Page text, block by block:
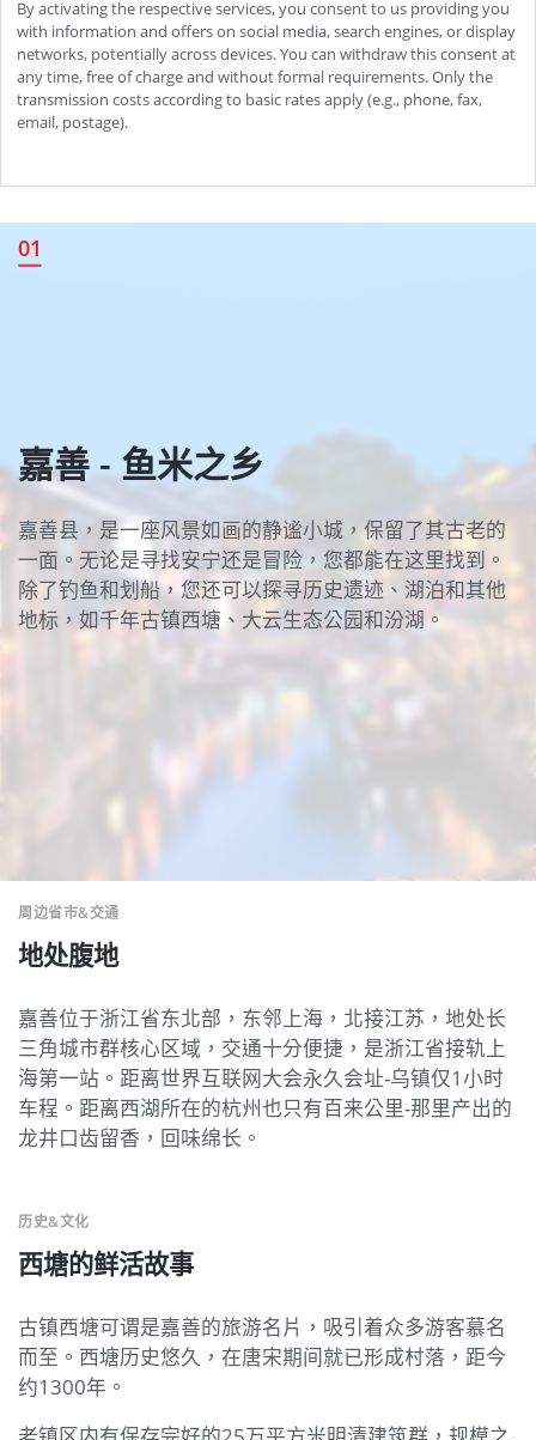
嘉善 - 鱼米之乡
嘉善 - 鱼米之乡
嘉善县，是一座风景如画的静谧小城，保留了其古老的
一面。无论是寻找安宁还是冒险，您都能在这里找到。
除了钓鱼和划船，您还可以探寻历史遗迹、湖泊和其他
地标，如千年古镇西塘、大云生态公园和汾湖。
01
地处腹地
周边省市&交通
嘉善位于浙江省东北部，东邻上海，北接江苏，地处长
三角城市群核心区域，交通十分便捷，是浙江省接轨上
海第一站。距离世界互联网大会永久会址-乌镇仅1小时
车程。距离西湖所在的杭州也只有百来公里-那里产出的
龙井口齿留香，回味绵长。
西塘的鲜活故事
历史&文化
古镇西塘可谓是嘉善的旅游名片，吸引着众多游客慕名
而至。西塘历史悠久，在唐宋期间就已形成村落，距今
约1300年。